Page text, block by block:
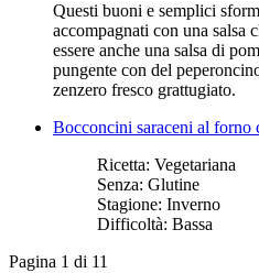
Questi buoni e semplici
accompagnati con una salsa
essere anche una salsa di
pungente con del
zenzero fresco grattugiato.
Bocconcini saraceni al forno
Ricetta: Vegetariana
Senza: Glutine
Stagione: Inverno
Difficoltà: Bassa
Pagina 1 di 11